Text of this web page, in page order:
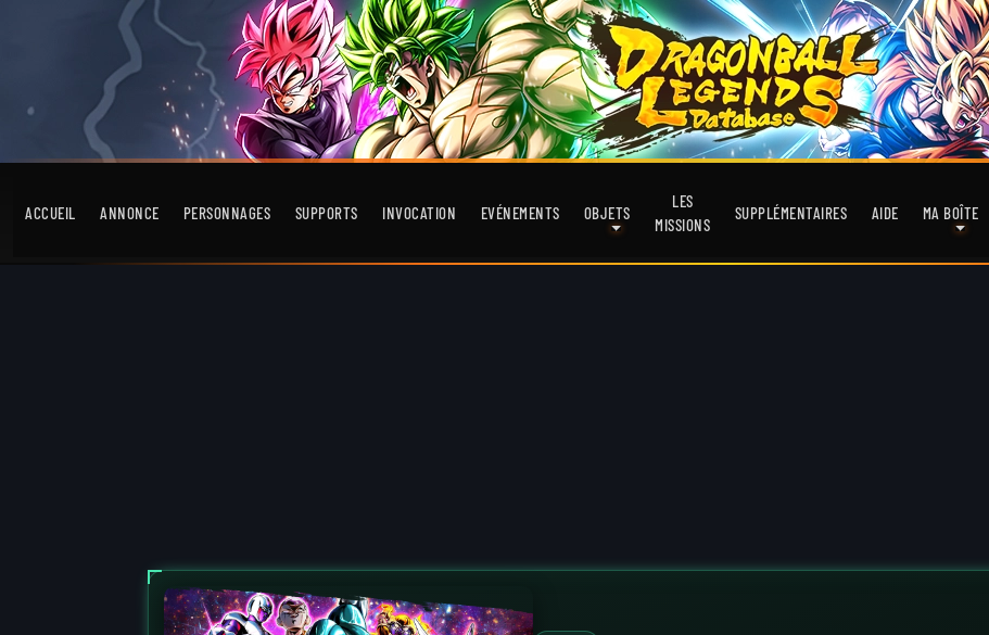
ACCUEIL ANNONCE PERSONNAGES SUPPORTS INVOCATION EVÉNEMENTS OBJETS
LES
MISSIONS
SUPPLÉMENTAIRES AIDE MA BOÎTE